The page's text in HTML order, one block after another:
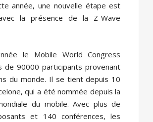
année, une nouvelle étape est
la présence de la Z-Wave
le Mobile World Congress
de 90000 participants provenant
du monde. Il se tient depuis 10
qui a été nommée depuis la
du mobile. Avec plus de
et 140 conférences, les